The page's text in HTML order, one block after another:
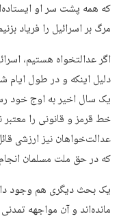
که همه پشت سر او
مرگ بر اسرائیل را فریاد
اگر عدالتخواه هستیم،
دلیل اینکه و در طول
یک سال اخیر به اوج خود
خط قرمز و قانونی را معتبر
عدالت‌خواهان نیز ارزشی
که در حق ملت مسلمان
یک بحث دیگری هم وجود
مانده‌اند و آن مواجهه